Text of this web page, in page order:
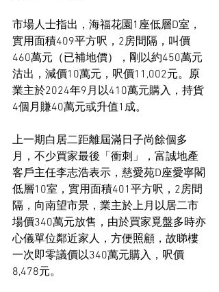
市場人士指出，海福花園1座低層D室，
實用面積409平方呎，2房間隔，叫價
460萬元（已補地價），剛以約450萬元
沽出，減價10萬元，呎價11,002元。原
業主於2024年9月以410萬元購入，持貨
4個月賺40萬元或升值1成。
上一期白居二距離屆滿日子尚餘個多
月，不少買家最後「衝刺」，富誠地產
客戶主任李志浩表示，慈愛苑D座愛寧閣
低層10室，實用面積401平方呎，2房間
隔，向南望市景，業主於上月以居二市
場價340萬元放售，由於買家覓盤多時亦
心儀單位鄰近家人，方便照顧，故睇樓
一次即零議價以340萬元購入，呎價
8,478元。